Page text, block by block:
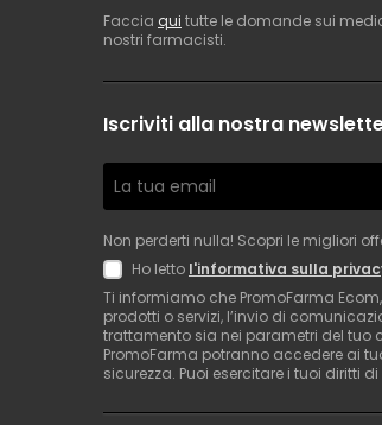
Faccia qui tutte le domande sui
nostri farmacisti.
Iscriviti alla nostra
Non perderti nulla! Scopri le migliori
Ho letto l'informativa sulla
Ti informiamo che PromoFarma
prodotti o servizi, l’invio di
trattamento sia nei parametri del tuo
PromoFarma potranno accedere ai
sicurezza. Puoi esercitare i tuoi diritti